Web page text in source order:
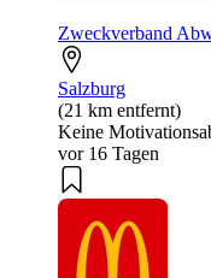
Zweckverband
Salzburg
(21 km entfernt)
Keine
vor 16 Tagen